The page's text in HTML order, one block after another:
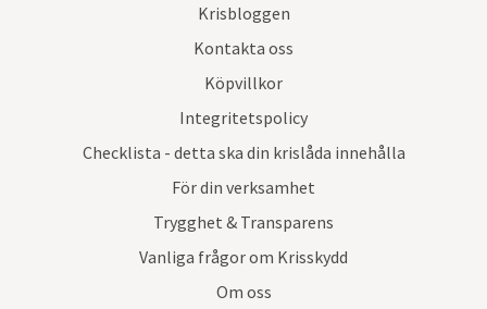
Krisbloggen
Kontakta oss
Köpvillkor
Integritetspolicy
Checklista - detta ska din krislåda innehålla
För din verksamhet
Trygghet & Transparens
Vanliga frågor om Krisskydd
Om oss